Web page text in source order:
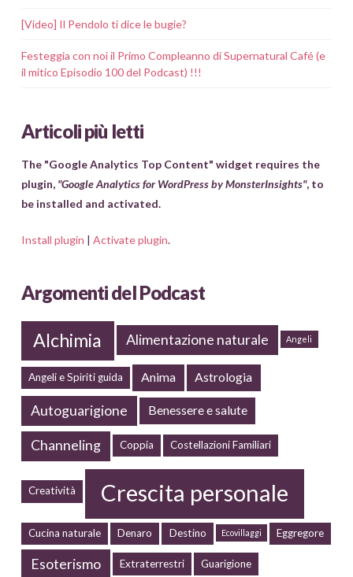
[Video] Il Pendolo ti dice le bugie?
Festeggia con noi il Primo Compleanno di Supernatural Café (e
il mitico Episodio 100 del Podcast) !!!
Articoli più letti
The "Google Analytics Top Content" widget requires the
plugin, "Google Analytics for WordPress by MonsterInsights", to
be installed and activated.
Install plugin | Activate plugin.
Argomenti del Podcast
Alchimia Alimentazione naturale Angeli
Angeli e Spiriti guida Anima Astrologia
Autoguarigione Benessere e salute
Channeling Coppia Costellazioni Familiari
Creatività Crescita personale
Cucina naturale Denaro Destino Ecovillaggi Eggregore
Esoterismo Extraterrestri Guarigione